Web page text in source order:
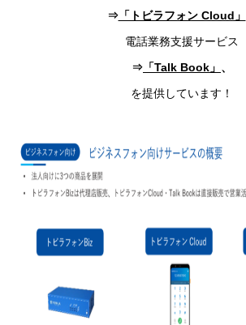
⇒「トビラフォン Cloud」
電話業務支援サービス
⇒ 「Talk Book」 、
を提供しています！